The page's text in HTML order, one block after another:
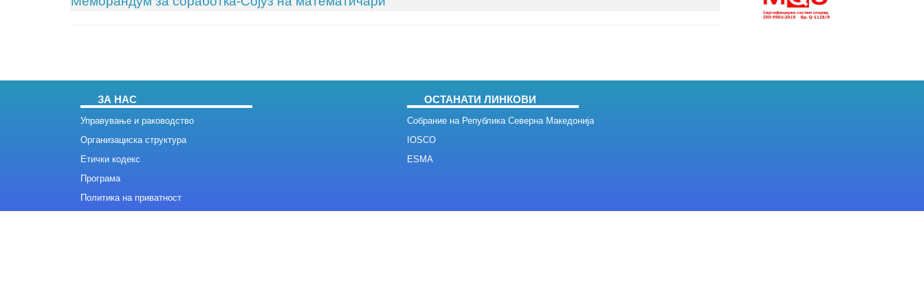
ЗА НАС
Управување и раководство
Организациска структура
Етички кодекс
Програма
Политика на приватност
ОСТАНАТИ ЛИНКОВИ
Собрание на Република Северна Македонија
IOSCO
ESMA